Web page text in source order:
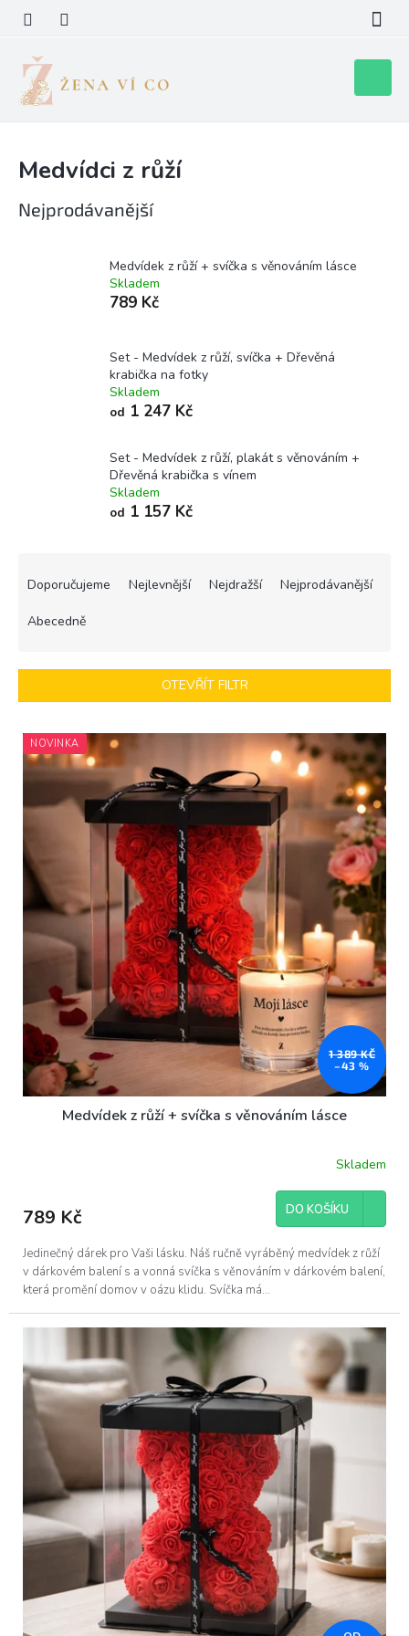
obsah
košík
Medvídci z růží
Nejprodávanější
Medvídek z růží + svíčka s věnováním lásce
Skladem
789 Kč
Set - Medvídek z růží, svíčka + Dřevěná
krabička na fotky
Skladem
od 1 247 Kč
Set - Medvídek z růží, plakát s věnováním +
Dřevěná krabička s vínem
Skladem
od 1 157 Kč
r
u
k
t
ů
Doporučujeme Nejlevnější Nejdražší Nejprodávanější
Abecedně
OTEVŘÍT FILTR
V
ý
p
s
r
o
u
k
NOVINKA
1 389 KČ
–43 %
Medvídek z růží + svíčka s věnováním lásce
Skladem
789 Kč DO KOŠÍKU
Jedinečný dárek pro Vaši lásku. Náš ručně vyráběný medvídek z růží
v dárkovém balení s a vonná svíčka s věnováním v dárkovém balení,
která promění domov v oázu klidu. Svíčka má...